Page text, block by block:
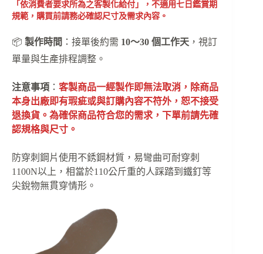
「依消費者要求所為之客製化給付」，不適用七日鑑賞期
規範，購買前請務必確認尺寸及需求內容。
📦 製作時間 ：接單後約需 10～30 個工作天 ，視訂
單量與生產排程調整。
注意事項 ： 客製商品一經製作即無法取消，除商品
本身出廠即有瑕疵或與訂購內容不符外，恕不接受
退換貨。為確保商品符合您的需求，下單前請先確
認規格與尺寸。
防穿刺鋼片使用不銹鋼材質，易彎曲可耐穿刺
1100N以上，相當於110公斤重的人踩踏到鐵釘等
尖銳物無貫穿情形。